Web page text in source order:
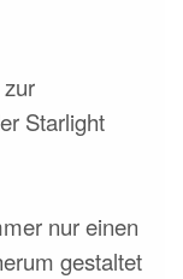
zur
Starlight
nur einen
gestaltet